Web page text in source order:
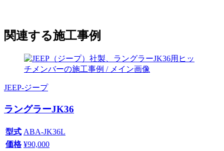
関連する施工事例
JEEP-ジープ
ラングラーJK36
型式 ABA-JK36L
価格 ¥90,000